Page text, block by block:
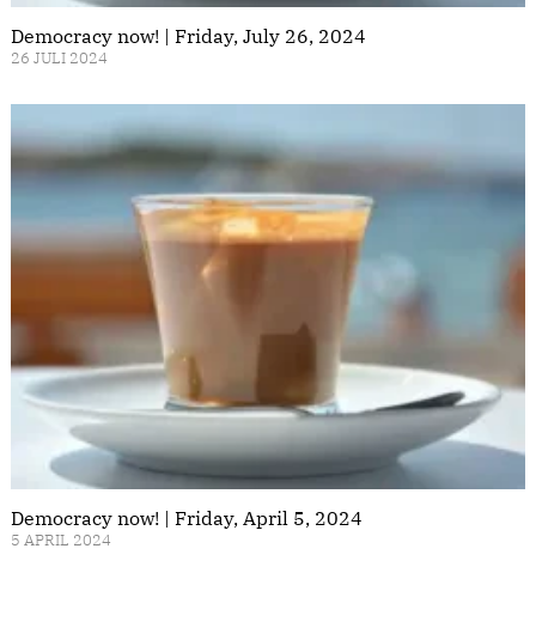
Democracy now! | Friday, July 26, 2024
26 JULI 2024
Democracy now! | Friday, April 5, 2024
5 APRIL 2024